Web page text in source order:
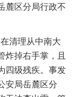
麓区分局行政不
清理从中南大
炸掉右手掌，且
四级残疾。事发
安局岳麓区分